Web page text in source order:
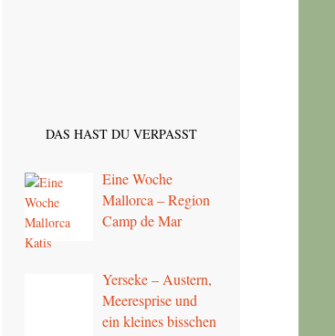
DAS HAST DU VERPASST
Eine Woche
Mallorca – Region
Camp de Mar
Yerseke – Austern,
Meeresprise und
ein kleines bisschen